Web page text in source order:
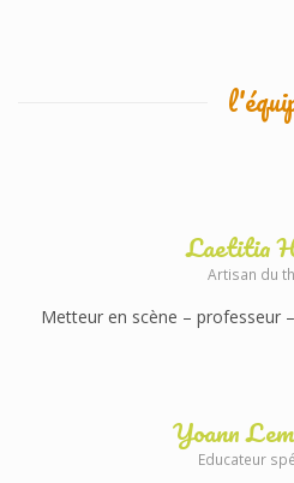
Laetitia
Artisan du
Metteur en scène – professeur
Yoann
Educateur